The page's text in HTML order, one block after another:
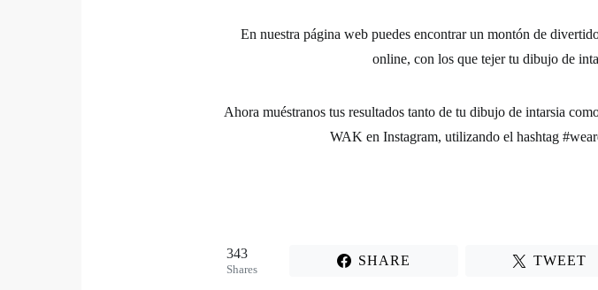
En nuestra página web puedes encontrar un montón de
online, con los que tejer tu dibujo de
Ahora muéstranos tus resultados tanto de tu dibujo de intarsia
WAK en Instagram, utilizando el hashtag
343
Shares
SHARE TWEET